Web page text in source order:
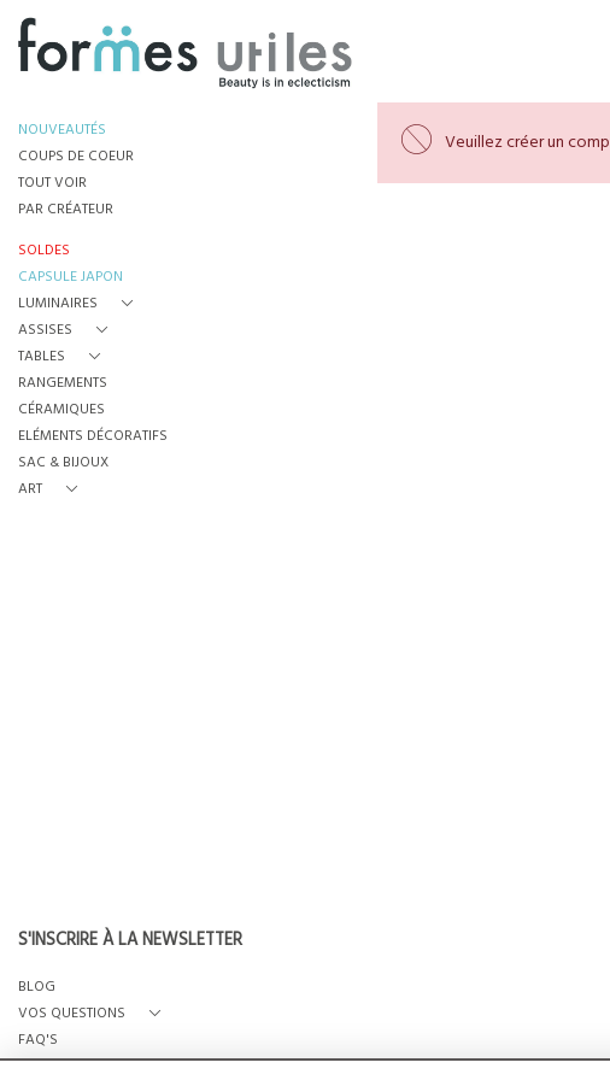
NOUVEAUTÉS
COUPS DE COEUR
TOUT VOIR
PAR CRÉATEUR
SOLDES
CAPSULE JAPON
LUMINAIRES
ASSISES
TABLES
RANGEMENTS
CÉRAMIQUES
ELÉMENTS DÉCORATIFS
SAC & BIJOUX
ART
S'INSCRIRE À LA NEWSLETTER
BLOG
VOS QUESTIONS
FAQ'S
QUI SOMMES-NOUS?
Veuillez créer un